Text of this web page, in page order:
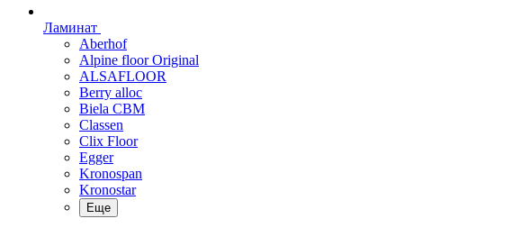
Ламинат
Aberhof
Alpine floor Original
ALSAFLOOR
Berry alloc
Biela CBM
Classen
Clix Floor
Egger
Kronospan
Kronostar
Еще